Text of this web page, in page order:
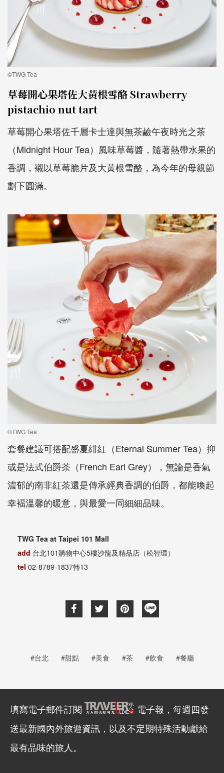
©TWG Tea
草莓開心果塔佐大黃根雪酪 Strawberry
pistachio nut tart
草莓開心果塔佐千層卡士達與無茶鹼午夜時光之茶
（Midnight Hour Tea）風味草莓醬，隨著熱帶水果的
香調，襯以草莓脆片及大黃根雪酪，為今年的母親節
劃下圓滿。
©TWG Tea
套餐建議可搭配盛夏緋紅（Eternal Summer Tea）抑
或是法式伯爵茶（French Earl Grey），無論是香氣
濃郁的南非紅茶還是傳承經典香調的伯爵，都能喚起
幸褔溫馨的暖意，與最愛一同細細品味。
TWG Tea at Taipei 101 Mall
add 台北101購物中心5樓沙龍及精品店（松智環）
tel 02-8789-1837轉13
#台北 #甜點 #美食 #茶 #飲食 #餐廳
填寫電子郵件訂閱
電子報，每週四發
送最新國內外旅遊資訊，以及不定期特殊活動獻給
最有品味的旅人。